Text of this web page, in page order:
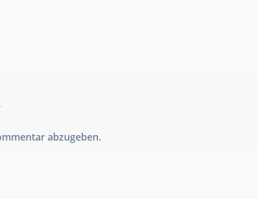
abzugeben.